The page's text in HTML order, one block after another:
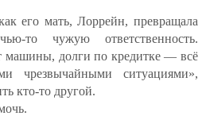
его мать, Лоррейн, превращала
то чужую ответственность.
машины, долги по кредитке — всё
чрезвычайными ситуациями»,
кто-то другой.